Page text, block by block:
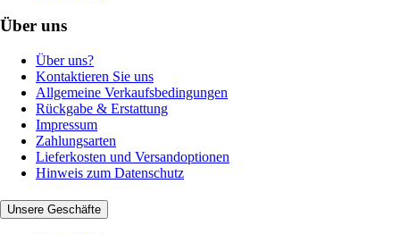
Über uns
Über uns?
Kontaktieren Sie uns
Allgemeine Verkaufsbedingungen
Rückgabe & Erstattung
Impressum
Zahlungsarten
Lieferkosten und Versandoptionen
Hinweis zum Datenschutz
Unsere Geschäfte